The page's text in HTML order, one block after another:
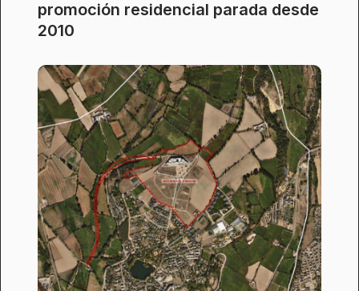
promoción residencial parada desde
2010